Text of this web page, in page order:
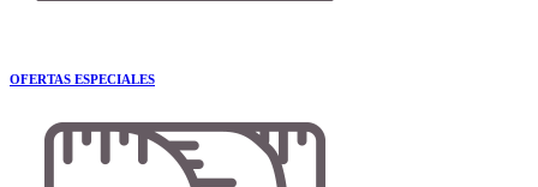
OFERTAS ESPECIALES